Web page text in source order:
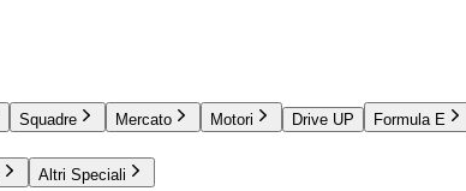
Squadre Mercato Motori Drive UP Formula E
Altri Speciali